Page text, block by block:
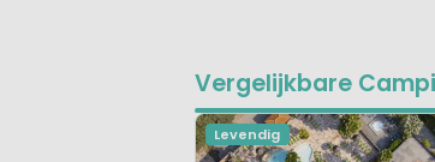
Vergelijkbare
Levendig